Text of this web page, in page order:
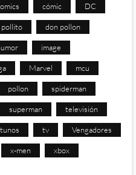
cómic DC
pollito don pollon
image
Marvel mcu
pollon spiderman
superman televisión
tunos tv Vengadores
x-men xbox